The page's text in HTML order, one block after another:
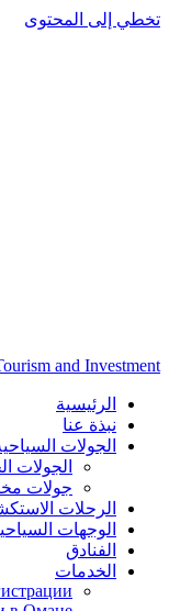
تخطي إلى المحتوى
and Investment
الرئيسية
نبذة عنا
الجولات
الجولات
جولات
الرحلات
الوجهات
الفنادق
الخدمات